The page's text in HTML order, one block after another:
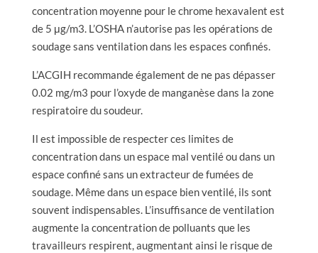
concentration moyenne pour le chrome hexavalent est
de 5 μg/m3. L’OSHA n’autorise pas les opérations de
soudage sans ventilation dans les espaces confinés.
L’ACGIH recommande également de ne pas dépasser
0.02 mg/m3 pour l’oxyde de manganèse dans la zone
respiratoire du soudeur.
Il est impossible de respecter ces limites de
concentration dans un espace mal ventilé ou dans un
espace confiné sans un extracteur de fumées de
soudage. Même dans un espace bien ventilé, ils sont
souvent indispensables. L’insuffisance de ventilation
augmente la concentration de polluants que les
travailleurs respirent, augmentant ainsi le risque de